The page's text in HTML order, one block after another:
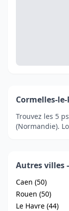
Cormelles-
Trouvez les 5
(Normandie).
Autres villes
Caen (50)
Rouen (50)
Le Havre (44)